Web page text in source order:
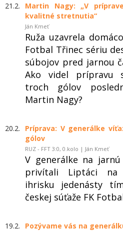
21.2.
Martin Nagy: „V
kvalitné stretnutia“
Ján Kmeť
Ruža uzavrela
Fotbal Třinec sériu
súbojov pred jarnou
Ako videl prípravu
troch gólov
Martin Nagy?
20.2.
Príprava: V generálke
gólov
RUZ - FFT 3:0, 0.kolo | Ján Kmeť
V generálke na
privítali Liptáci na
ihrisku jedenásty
českej súťaže FK
19.2. Pozývame vás na